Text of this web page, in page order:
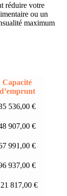
réduire votre
ou un
maximum
Capacité
d’emprunt
536,00 €
907,00 €
991,00 €
937,00 €
817,00 €